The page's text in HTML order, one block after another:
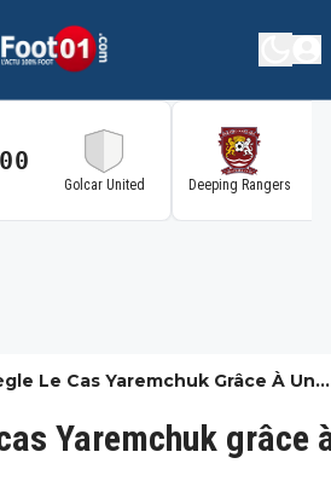
Golcar United Deeping Rangers
Le Cas Yaremchuk Grâce À Un
Yaremchuk grâce